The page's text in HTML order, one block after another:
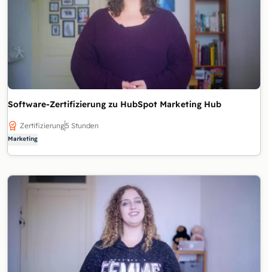
Software-Zertifizierung zu HubSpot Marketing Hub
Zertifizierung5 Stunden
Marketing